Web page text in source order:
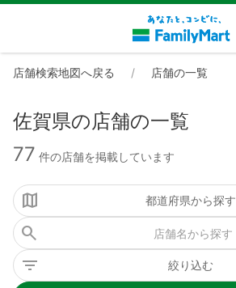
店舗検索地図へ戻る 店舗の一覧
佐賀県の店舗の一覧
77 件の店舗を掲載しています
都道府県から探す
絞り込む